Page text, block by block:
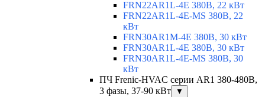
FRN22AR1L-4E 380В, 22 кВт
FRN22AR1L-4E-MS 380В, 22
кВт
FRN30AR1M-4E 380В, 30 кВт
FRN30AR1L-4E 380В, 30 кВт
FRN30AR1L-4E-MS 380В, 30
кВт
ПЧ Frenic-HVAC серии AR1 380-480В,
3 фазы, 37-90 кВт
▼